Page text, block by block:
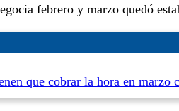
febrero y marzo quedó
que cobrar la hora en marzo